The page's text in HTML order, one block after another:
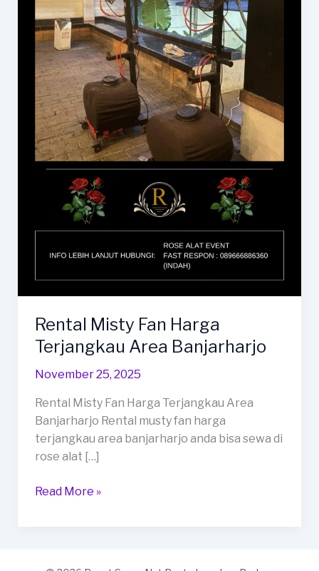
Rental Misty Fan Harga
Terjangkau Area Banjarharjo
November 25, 2025
Rental Misty Fan Harga Terjangkau Area
Banjarharjo Rental musty fan harga
terjangkau area banjarharjo anda bisa sewa di
rose alat […]
Rental
Read More »